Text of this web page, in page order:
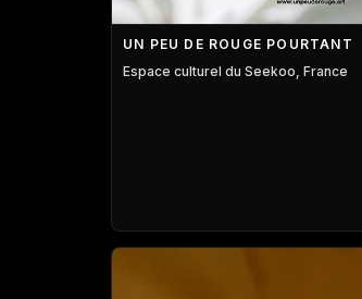
UN PEU DE ROUGE POURTANT
Espace culturel du Seekoo, France